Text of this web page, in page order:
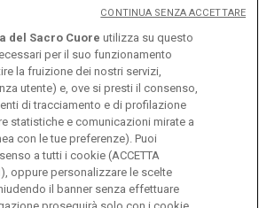
del Sacro Cuore
Milano
del Sacro Cuore utilizza su questo
per il suo funzionamento
la fruizione dei nostri servizi,
utente) e, ove si presti il consenso,
di tracciamento e di profilazione
statistiche e comunicazioni mirate a
con le tue preferenze). Puoi
a tutti i cookie (ACCETTA
oppure personalizzare le scelte
il banner senza effettuare
CONTINUA SENZA ACCETTARE